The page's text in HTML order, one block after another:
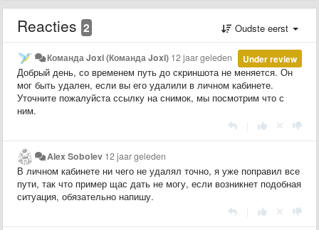
Reacties 2 Oudste eerst
Under review
Команда Joxi (Команда Joxi) 12 jaar geleden
Добрый день, со временем путь до скриншота не меняется. Он
мог быть удален, если вы его удалили в личном кабинете.
Уточните пожалуйста ссылку на снимок, мы посмотрим что с
ним.
Alex Sobolev 12 jaar geleden
В личном кабинете ни чего не удалял точно, я уже поправил все
пути, так что пример щас дать не могу, если возникнет подобная
ситуация, обязательно напишу.